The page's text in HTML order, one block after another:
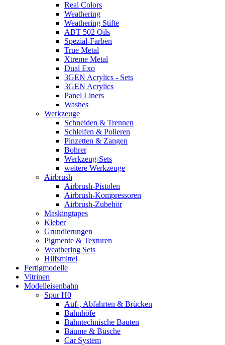
Real Colors
Weathering
Weathering Stifte
ABT 502 Oils
Spezial-Farben
True Metal
Xtreme Metal
Dual Exo
3GEN Acrylics - Sets
3GEN Acrylics
Panel Liners
Washes
Werkzeuge
Schneiden & Trennen
Schleifen & Polieren
Pinzetten & Zangen
Bohrer
Werkzeug-Sets
weitere Werkzeuge
Airbrush
Airbrush-Pistolen
Airbrush-Kompressoren
Airbrush-Zubehör
Maskingtapes
Kleber
Grundierungen
Pigmente & Texturen
Weathering Sets
Hilfsmittel
Fertigmodelle
Vitrinen
Modelleisenbahn
Spur H0
Auf-, Abfahrten & Brücken
Bahnhöfe
Bahntechnische Bauten
Bäume & Büsche
Car System